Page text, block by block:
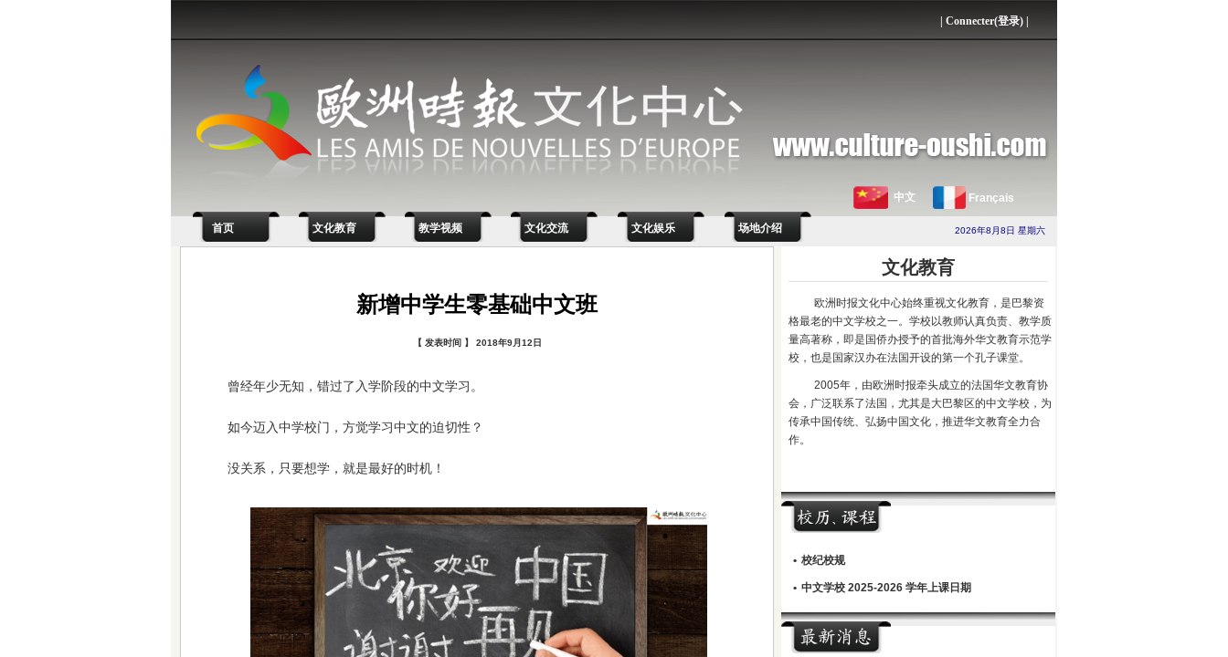
Connecter(登录)
中文 Français
首页 文化教育 教学视频 文化交流 文化娱乐 场地介绍 2026年8月8日 星期六
新增中学生零基础中文班
【 发表时间 】 2018年9月12日
曾经年少无知，错过了入学阶段的中文学习。
如今迈入中学校门，方觉学习中文的迫切性？
没关系，只要想学，就是最好的时机！
文化教育
欧洲时报文化中心始终重视文化教育，是巴黎资
格最老的中文学校之一。学校以教师认真负责、教学质
量高著称，即是国侨办授予的首批海外华文教育示范学
校，也是国家汉办在法国开设的第一个孔子课堂。
2005年，由欧洲时报牵头成立的法国华文教育协
会，广泛联系了法国，尤其是大巴黎区的中文学校，为
传承中国传统、弘扬中国文化，推进华文教育全力合
作。
• 校纪校规
• 中文学校 2025-2026 学年上课日期